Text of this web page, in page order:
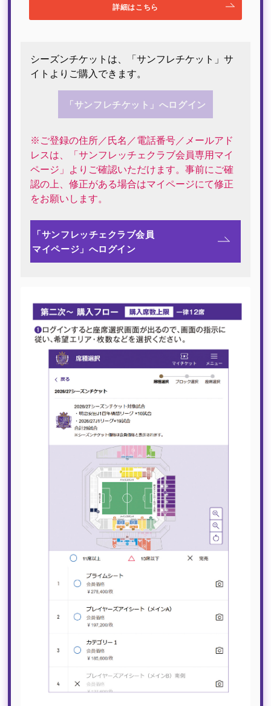
詳細はこちら
シーズンチケットは、「サンフレチケット」サ
イトよりご購入できます。
「サンフレチケット」へログイン
※ご登録の住所／氏名／電話番号／メールアド
レスは、「サンフレッチェクラブ会員専用マイ
ページ」よりご確認いただけます。事前にご確
認の上、修正がある場合はマイページにて修正
をお願いします。
「サンフレッチェクラブ会員
マイページ」へログイン